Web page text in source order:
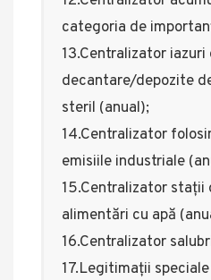
categoria de
13.Centralizator iazuri
decantare/depozite
steril (anual);
14.Centralizator
emisiile industriale
15.Centralizator stații
alimentări cu apă
16.Centralizator
17.Legitimații